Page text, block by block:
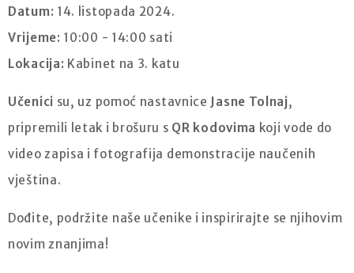
Datum: 14. listopada 2024.
Vrijeme: 10:00 - 14:00 sati
Lokacija: Kabinet na 3. katu
Učenici su, uz pomoć nastavnice Jasne Tolnaj,
pripremili letak i brošuru s QR kodovima koji vode do
video zapisa i fotografija demonstracije naučenih
vještina.
Dođite, podržite naše učenike i inspirirajte se njihovim
novim znanjima!